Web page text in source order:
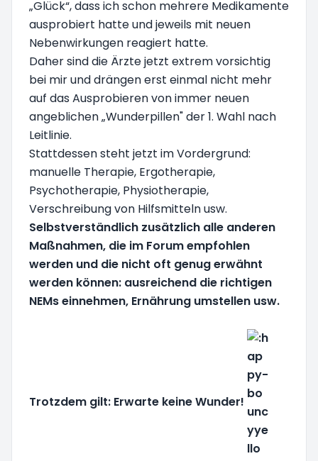
„Glück“, dass ich schon mehrere Medikamente
ausprobiert hatte und jeweils mit neuen
Nebenwirkungen reagiert hatte.
Daher sind die Ärzte jetzt extrem vorsichtig
bei mir und drängen erst einmal nicht mehr
auf das Ausprobieren von immer neuen
angeblichen „Wunderpillen" der 1. Wahl nach
Leitlinie.
Stattdessen steht jetzt im Vordergrund:
manuelle Therapie, Ergotherapie,
Psychotherapie, Physiotherapie,
Verschreibung von Hilfsmitteln usw.
Selbstverständlich zusätzlich alle anderen
Maßnahmen, die im Forum empfohlen
werden und die nicht oft genug erwähnt
werden können: ausreichend die richtigen
NEMs einnehmen, Ernährung umstellen usw.
Trotzdem gilt: Erwarte keine Wunder!